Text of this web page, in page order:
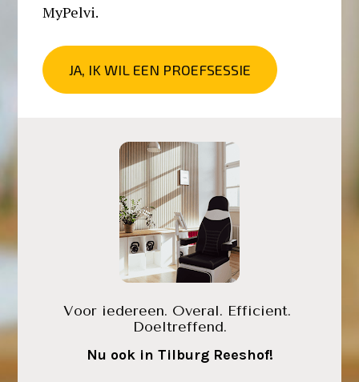
MyPelvi.
JA, IK WIL EEN PROEFSESSIE
Voor iedereen. Overal. Efficient.
Doeltreffend.
Nu ook in Tilburg Reeshof!